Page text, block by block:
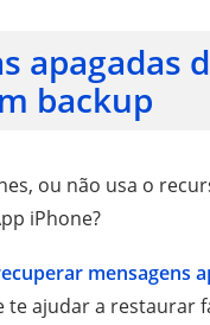
apagadas
backup
ou não usa o
iPhone?
mensagens
te ajudar a restaurar